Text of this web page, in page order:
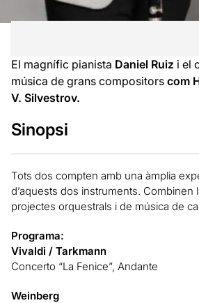
El magnífic pianista Daniel Ruiz i el
música de grans compositors com
V. Silvestrov.
Sinopsi
Tots dos compten amb una àmplia
d’aquests dos instruments. Combinen
projectes orquestrals i de música de
Programa:
Vivaldi / Tarkmann
Concerto “La Fenice”, Andante
Weinberg